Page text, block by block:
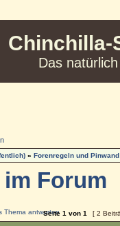
Chinchilla-
Das
»Forenregeln und Pinwand
Forum
Seite1 von1 [ 2